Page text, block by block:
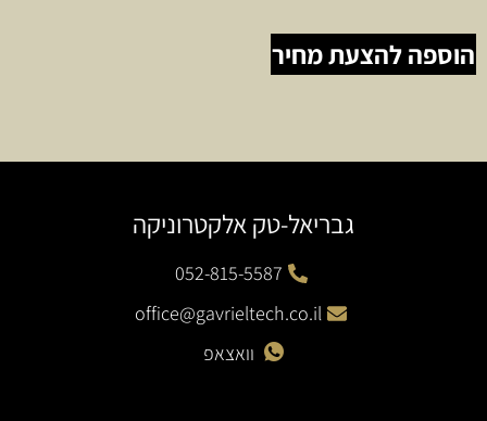
הוספה להצעת מחיר
גבריאל-טק אלקטרוניקה
052-815-5587
office@gavrieltech.co.il
וואצאפ